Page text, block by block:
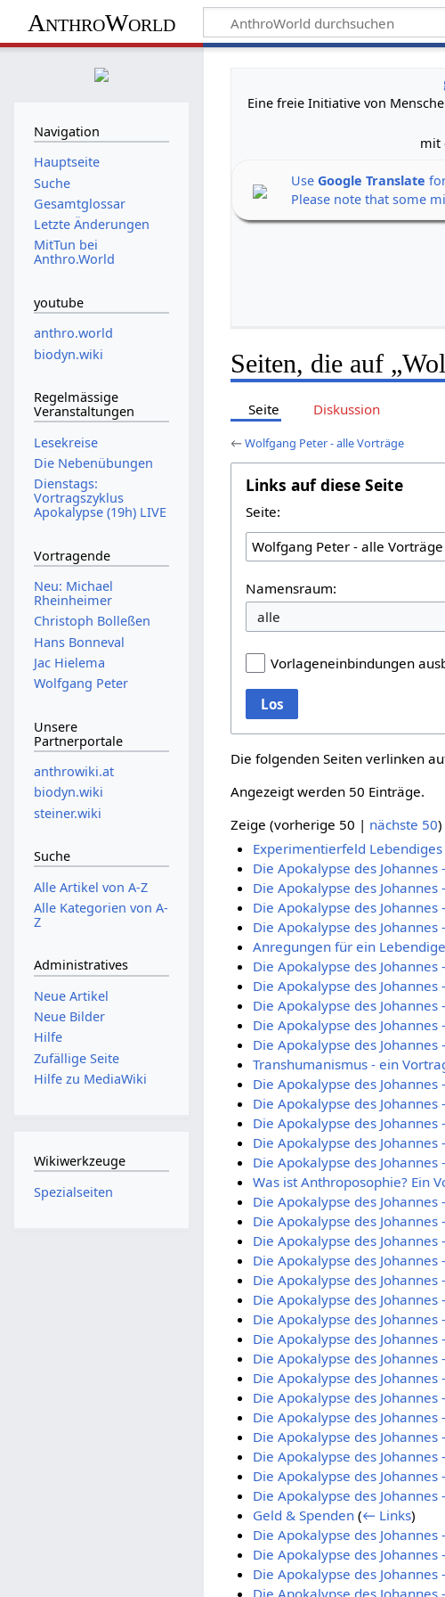
AnthroWorld
Eine freie Initiative von
mit
UseGoogle Translate
Please note that some
Seiten, die auf
Seite Diskussion
←Wolfgang Peter - alle Vorträge
Links auf diese Seite
Seite:
Namensraum:
Vorlageneinbindungen
Los
Die folgenden Seiten verlinken
Angezeigt werden 50 Einträge.
Zeige (vorherige 50 | nächste 50
Experimentierfeld
Die Apokalypse des
Die Apokalypse des
Die Apokalypse des
Die Apokalypse des
Anregungen für ein
Die Apokalypse des
Die Apokalypse des
Die Apokalypse des
Die Apokalypse des
Die Apokalypse des
Transhumanismus - ein
Die Apokalypse des
Die Apokalypse des
Die Apokalypse des
Die Apokalypse des
Die Apokalypse des
Was ist Anthroposophie? Ein
Die Apokalypse des
Die Apokalypse des
Die Apokalypse des
Die Apokalypse des
Die Apokalypse des
Die Apokalypse des
Die Apokalypse des
Die Apokalypse des
Die Apokalypse des
Die Apokalypse des
Die Apokalypse des
Die Apokalypse des
Die Apokalypse des
Die Apokalypse des
Die Apokalypse des
Die Apokalypse des
Geld & Spenden (← Links)
Die Apokalypse des
Die Apokalypse des
Die Apokalypse des
Die Apokalypse des
Navigation
Hauptseite
Suche
Gesamtglossar
Letzte Änderungen
MitTun bei
Anthro.World
youtube
anthro.world
biodyn.wiki
Regelmässige
Veranstaltungen
Lesekreise
Die Nebenübungen
Dienstags:
Vortragszyklus
Apokalypse (19h) LIVE
Vortragende
Neu: Michael
Rheinheimer
Christoph Bolleßen
Hans Bonneval
Jac Hielema
Wolfgang Peter
Unsere
Partnerportale
anthrowiki.at
biodyn.wiki
steiner.wiki
Suche
Alle Artikel von A-Z
Alle Kategorien von A-
Z
Administratives
Neue Artikel
Neue Bilder
Hilfe
Zufällige Seite
Hilfe zu MediaWiki
Wikiwerkzeuge
Spezialseiten